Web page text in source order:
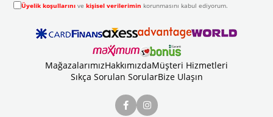
Üyelik koşullarını vekişisel verilerimin korunmasını kabul ediyorum.
MağazalarımızHakkımızdaMüşteri Hizmetleri
Sıkça Sorulan SorularBize Ulaşın